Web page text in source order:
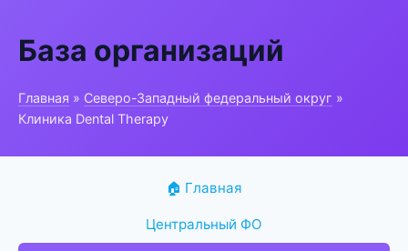
База организаций
Главная » Северо-Западный федеральный округ »
Клиника Dental Therapy
🏠 Главная
Центральный ФО